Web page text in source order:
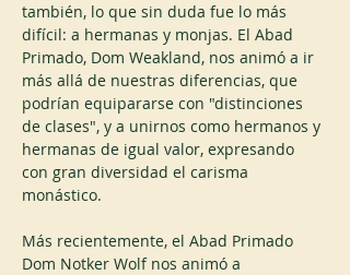
también, lo que sin duda fue lo más
difícil: a hermanas y monjas. El Abad
Primado, Dom Weakland, nos animó a ir
más allá de nuestras diferencias, que
podrían equipararse con "distinciones
de clases", y a unirnos como hermanos y
hermanas de igual valor, expresando
con gran diversidad el carisma
monástico.
Más recientemente, el Abad Primado
Dom Notker Wolf nos animó a